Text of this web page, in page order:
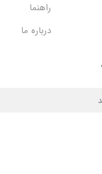
راهنما
درباره ما